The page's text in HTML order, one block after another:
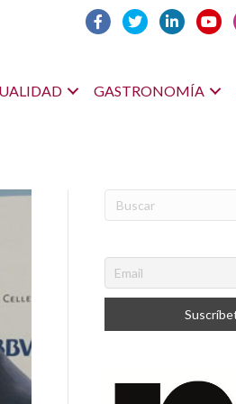
GASTRONOMÍA